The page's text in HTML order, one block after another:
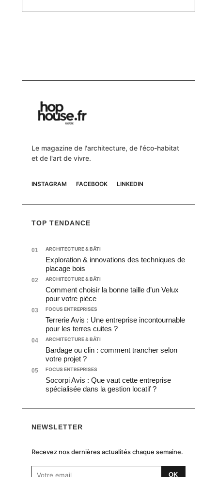
Le magazine de l'architecture, de l'éco-habitat
et de l'art de vivre.
INSTAGRAM FACEBOOK LINKEDIN
TOP TENDANCE
01 ARCHITECTURE & BÂTI
Exploration & innovations des techniques de
placage bois
02 ARCHITECTURE & BÂTI
Comment choisir la bonne taille d’un Velux
pour votre pièce
03 FOCUS ENTREPRISES
Terrerie Avis : Une entreprise incontournable
pour les terres cuites ?
04 ARCHITECTURE & BÂTI
Bardage ou clin : comment trancher selon
votre projet ?
05 FOCUS ENTREPRISES
Socorpi Avis : Que vaut cette entreprise
spécialisée dans la gestion locatif ?
NEWSLETTER
Recevez nos dernières actualités chaque semaine.
OK